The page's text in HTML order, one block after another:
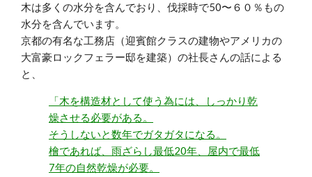
木は多くの水分を含んでおり、伐採時で50〜６０％もの
水分を含んでいます。
京都の有名な工務店（迎賓館クラスの建物やアメリカの
大富豪ロックフェラー邸を建築）の社長さんの話による
と、
「木を構造材として使う為には、しっかり乾
燥させる必要がある。
そうしないと数年でガタガタになる。
檜であれば、雨ざらし最低20年、屋内で最低
7年の自然乾燥が必要。